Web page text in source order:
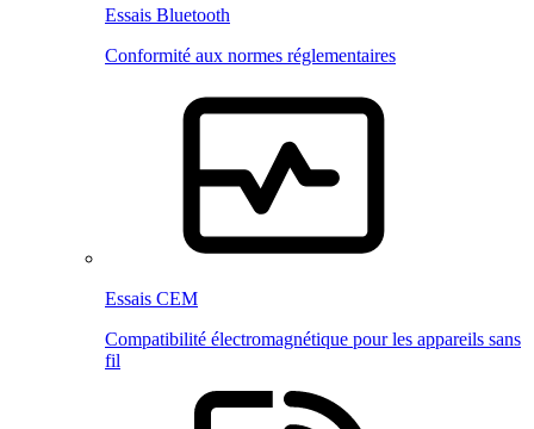
Essais Bluetooth
Conformité aux normes réglementaires
Essais CEM
Compatibilité électromagnétique pour les appareils sans
fil